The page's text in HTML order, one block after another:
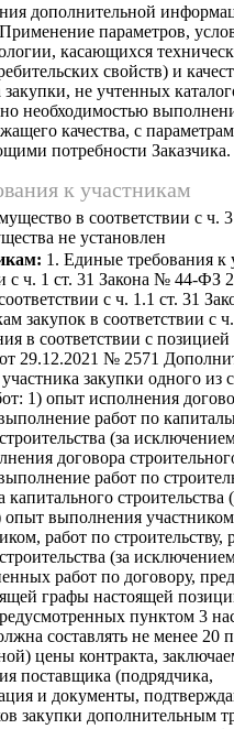
дополнительной
Применение параметров,
касающихся
свойств) и
закупки, не учтенных
необходимостью
качества, с
потребности Заказчика.
к участникам
в соответствии с ч.
не установлен
1. Единые требования к
с ч. 1 ст. 31 Закона № 44-ФЗ
с ч. 1.1 ст. 31
закупок в соответствии с
в соответствии с позицией
29.12.2021 № 2571
закупки одного
1) опыт исполнения
работ по
(за
договора
работ по
капитального
опыт выполнения
работ по строительству,
(за
работ по договору,
графы настоящей
пунктом 3
составлять не менее 20
цены контракта,
поставщика (подрядчика,
и документы,
закупки дополнительным